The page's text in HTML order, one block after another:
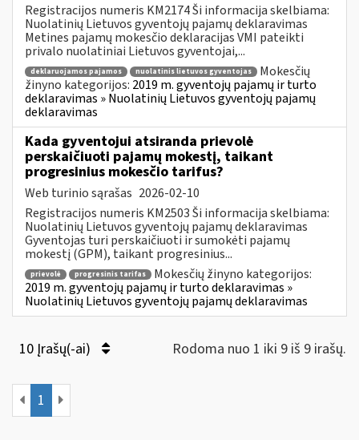
Registracijos numeris KM2174 Ši informacija skelbiama:
Nuolatinių Lietuvos gyventojų pajamų deklaravimas
Metines pajamų mokesčio deklaracijas VMI pateikti
privalo nuolatiniai Lietuvos gyventojai,...
deklaruojamos pajamos nuolatinis lietuvos gyventojas
Mokesčių
žinyno kategorijos: 2019 m. gyventojų pajamų ir turto
deklaravimas » Nuolatinių Lietuvos gyventojų pajamų
deklaravimas
Kada gyventojui atsiranda prievolė
perskaičiuoti pajamų mokestį, taikant
progresinius mokesčio tarifus?
Web turinio sąrašas 2026-02-10
Registracijos numeris KM2503 Ši informacija skelbiama:
Nuolatinių Lietuvos gyventojų pajamų deklaravimas
Gyventojas turi perskaičiuoti ir sumokėti pajamų
mokestį (GPM), taikant progresinius...
prievolė progresinis tarifas
Mokesčių žinyno kategorijos:
2019 m. gyventojų pajamų ir turto deklaravimas »
Nuolatinių Lietuvos gyventojų pajamų deklaravimas
10 Įrašų(-ai) Rodoma nuo 1 iki 9 iš 9 irašų.
1